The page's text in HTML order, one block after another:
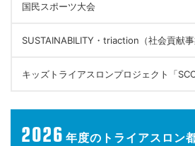
国民スポーツ大会
SUSTAINABILITY・triaction（社会貢献事
キッズトライアスロンプロジェクト「
2026 年度の トライアスロン